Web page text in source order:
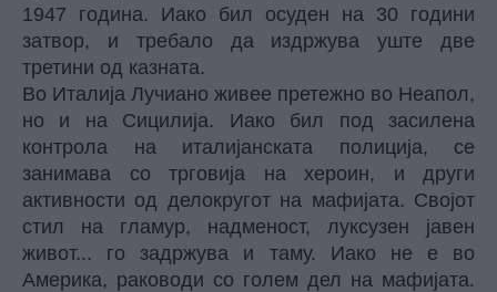
1947 година. Иако бил осуден на 30 години
затвор, и требало да издржува уште две
третини од казната.
Во Италија Лучиано живее претежно во Неапол,
но и на Сицилија. Иако бил под засилена
контрола на италијанската полиција, се
занимава со трговија на хероин, и други
активности од делокругот на мафијата. Својот
стил на гламур, надменост, луксузен јавен
живот... го задржува и таму. Иако не е во
Америка, раководи со голем дел на мафијата.